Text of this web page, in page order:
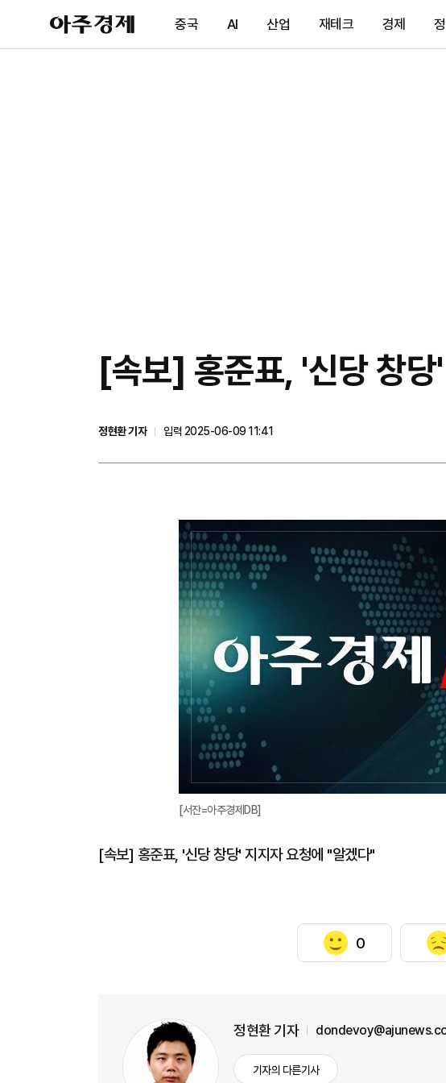
아
주
제
중국 AI 산업 재테크 경제
[속보] 홍준표, '신당 창
정현환 기자
입력 2025-06-09 11:41
[서잔=아주경제DB]
[속보] 홍준표, '신당 창당' 지지자 요청에 "알겠다"
0
정현환 기자
기자의 다른기사